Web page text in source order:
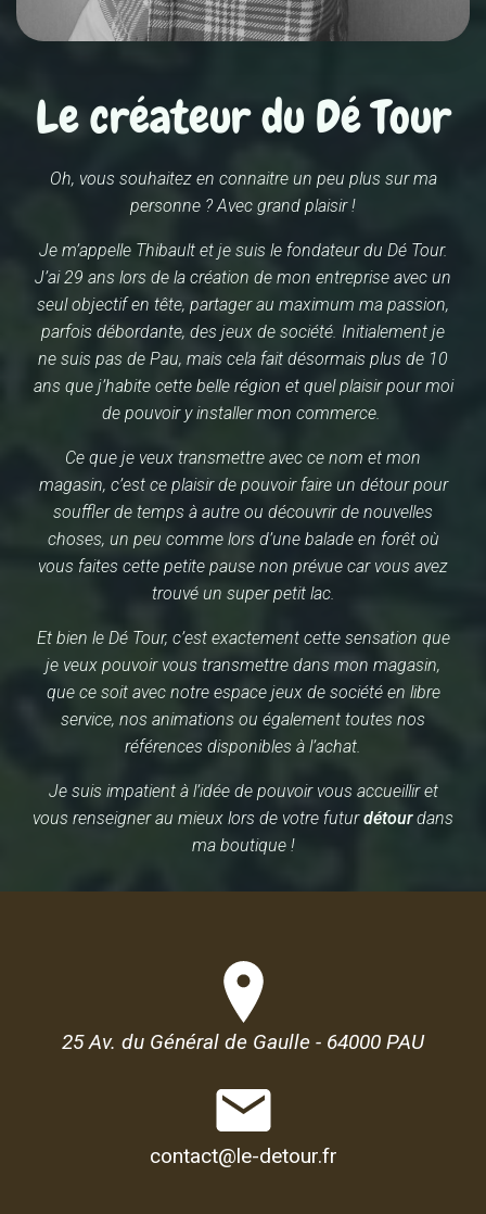
Le créateur du Dé Tour
Oh, vous souhaitez en connaitre un peu plus sur ma
personne ? Avec grand plaisir !
Je m’appelle Thibault et je suis le fondateur du Dé Tour.
J’ai 29 ans lors de la création de mon entreprise avec un
seul objectif en tête, partager au maximum ma passion,
parfois débordante, des jeux de société. Initialement je
ne suis pas de Pau, mais cela fait désormais plus de 10
ans que j’habite cette belle région et quel plaisir pour moi
de pouvoir y installer mon commerce.
Ce que je veux transmettre avec ce nom et mon
magasin, c’est ce plaisir de pouvoir faire un détour pour
souffler de temps à autre ou découvrir de nouvelles
choses, un peu comme lors d’une balade en forêt où
vous faites cette petite pause non prévue car vous avez
trouvé un super petit lac.
Et bien le Dé Tour, c’est exactement cette sensation que
je veux pouvoir vous transmettre dans mon magasin,
que ce soit avec notre espace jeux de société en libre
service, nos animations ou également toutes nos
références disponibles à l’achat.
Je suis impatient à l’idée de pouvoir vous accueillir et
vous renseigner au mieux lors de votre futurdétourdans
ma boutique !
25 Av. du Général de Gaulle - 64000 PAU
contact@le-detour.fr